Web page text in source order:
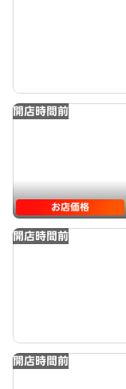
開店時間前
お店価格
開店時間前
開店時間前